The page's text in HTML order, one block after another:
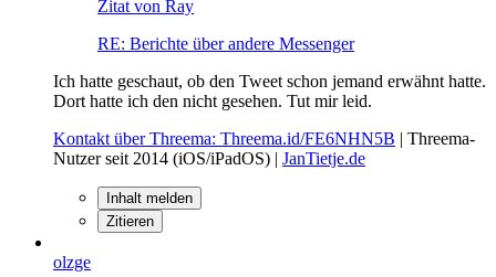
Zitat von Ray
RE: Berichte über andere Messenger
Ich hatte geschaut, ob den Tweet schon jemand erwähnt hatte.
Dort hatte ich den nicht gesehen. Tut mir leid.
Kontakt über Threema: Threema.id/FE6NHN5B | Threema-
Nutzer seit 2014 (iOS/iPadOS) | JanTietje.de
Inhalt melden
Zitieren
olzge